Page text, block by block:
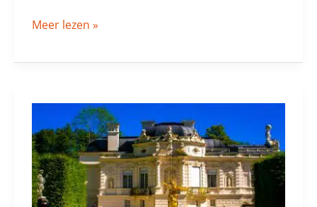
Meer lezen »
is
de
snelste
manier